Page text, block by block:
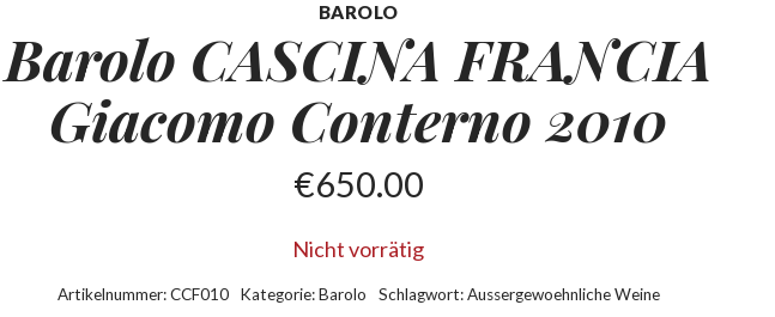
BAROLO
Barolo CASCINA FRANCIA
Giacomo Conterno 2010
€650.00
Nicht vorrätig
Artikelnummer:CCF010 Kategorie:Barolo Schlagwort:Aussergewoehnliche Weine